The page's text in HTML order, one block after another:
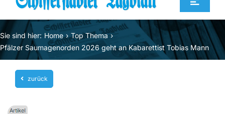
Toggle
Home
Themen
Blog
Unternehmen
Service
Sie sind hier: Home
Top Thema
Pfälzer Saumagenorden 2026 geht an Kabarettist Tobias Mann
zurück